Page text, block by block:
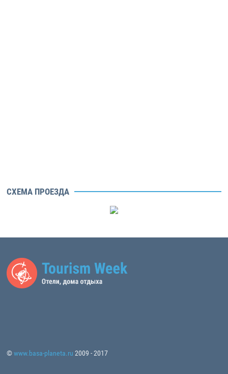
СХЕМА ПРОЕЗДА
©www.basa-planeta.ru 2009 - 2017